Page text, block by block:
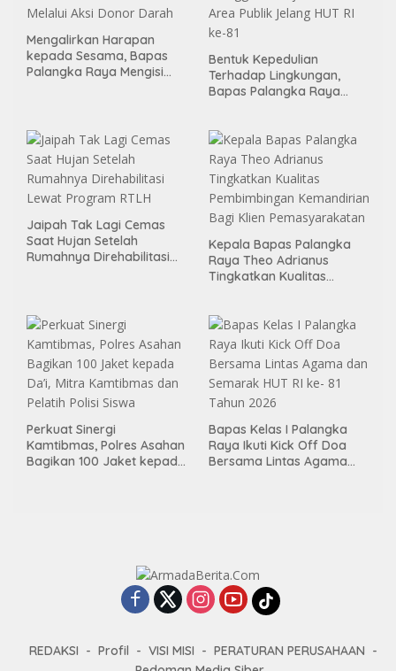
Mengalirkan Harapan
kepada Sesama, Bapas
Palangka Raya Mengisi
Bentuk Kepedulian
Terhadap Lingkungan,
Bapas Palangka Raya
ke-81
Jaipah Tak Lagi Cemas
Saat Hujan Setelah
Rumahnya Direhabilitasi
Kepala Bapas Palangka
Raya Theo Adrianus
Tingkatkan Kualitas
Pemasyarakatan
Perkuat Sinergi
Kamtibmas, Polres Asahan
Bagikan 100 Jaket kepada
Bapas Kelas I Palangka
Raya Ikuti Kick Off Doa
Bersama Lintas Agama
REDAKSI Profil VISI MISI
PERATURAN PERUSAHAAN